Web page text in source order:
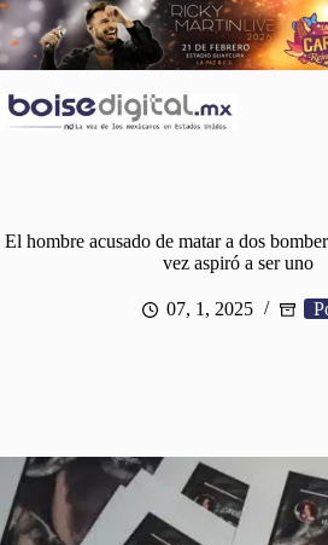
Saltar
al
contenido
El hombre acusado de matar a dos
vez aspiró a ser uno
07, 1, 2025